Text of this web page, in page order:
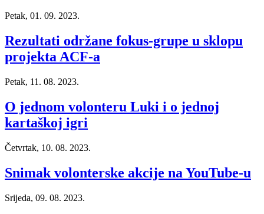
Petak, 01. 09. 2023.
Rezultati održane fokus-grupe u sklopu
projekta ACF-a
Petak, 11. 08. 2023.
O jednom volonteru Luki i o jednoj
kartaškoj igri
Četvrtak, 10. 08. 2023.
Snimak volonterske akcije na YouTube-u
Srijeda, 09. 08. 2023.